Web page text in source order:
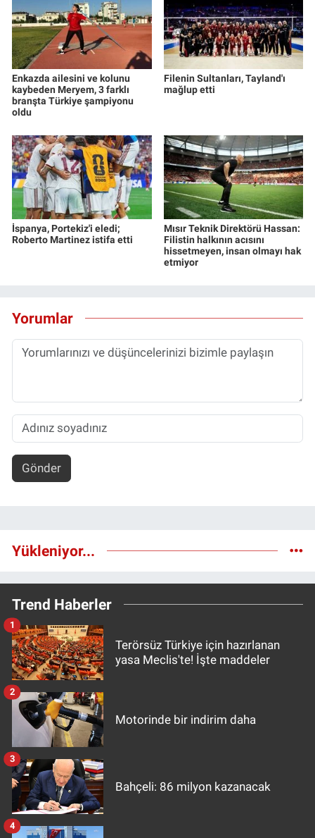
Enkazda ailesini ve kolunu
kaybeden Meryem, 3 farklı
branşta Türkiye şampiyonu
oldu
Filenin Sultanları, Tayland'ı
mağlup etti
İspanya, Portekiz'i eledi;
Roberto Martinez istifa etti
Mısır Teknik Direktörü Hassan:
Filistin halkının acısını
hissetmeyen, insan olmayı hak
etmiyor
Yorumlar
Gönder
Yükleniyor...
Trend Haberler
Terörsüz Türkiye için hazırlanan
yasa Meclis'te! İşte maddeler
1
Motorinde bir indirim daha
2
Bahçeli: 86 milyon kazanacak
3
4